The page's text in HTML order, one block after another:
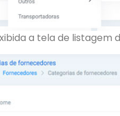
a tela de listagem